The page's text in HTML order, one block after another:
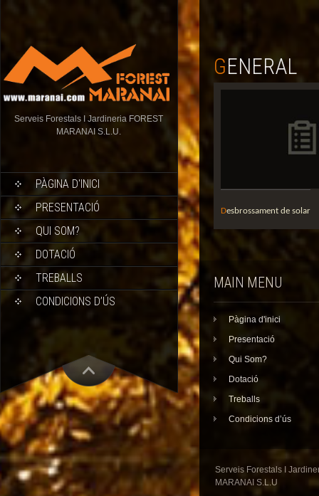
Serveis Forestals I Jardineria FOREST
MARANAI S.L.U.
PÀGINA D'INICI
PRESENTACIÓ
QUI SOM?
DOTACIÓ
TREBALLS
CONDICIONS D’ÚS
GENERAL
Desbrossament de solar
MAIN MENU
Pàgina d'inici
Presentació
Qui Som?
Dotació
Treballs
Condicions d’ús
Serveis Forestals I
MARANAI S.L.U